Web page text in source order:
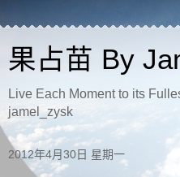
果占苗 By
Live Each Moment to its
jamel_zysk
2012年4月30日 星期一